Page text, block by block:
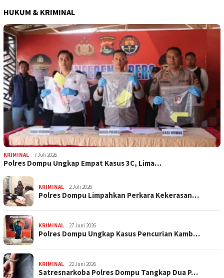
HUKUM & KRIMINAL
KRIMINAL 7 Juli 2026
Polres Dompu Ungkap Empat Kasus 3C, Lima…
KRIMINAL 2 Juli 2026
Polres Dompu Limpahkan Perkara Kekerasan…
KRIMINAL 27 Juni 2026
Polres Dompu Ungkap Kasus Pencurian Kamb…
KRIMINAL 22 Juni 2026
Satresnarkoba Polres Dompu Tangkap Dua P…